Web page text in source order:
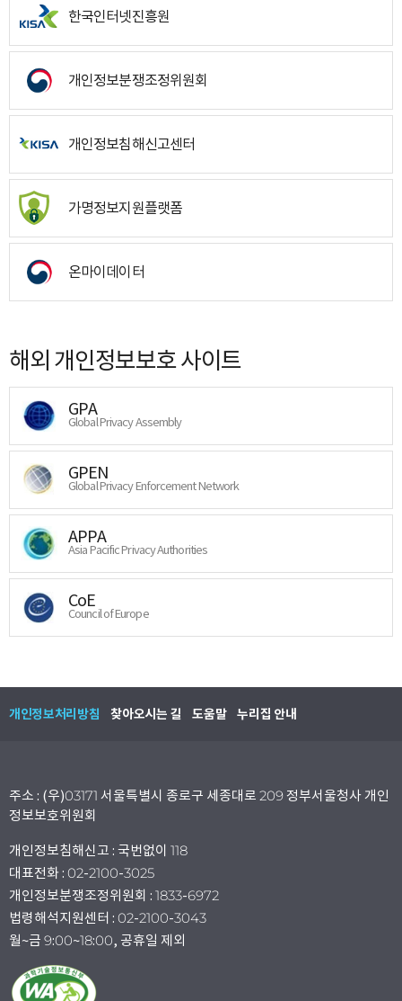
한국인터넷진흥원
개인정보분쟁조정위원회
개인정보침해신고센터
가명정보지원플랫폼
온마이데이터
해외 개인정보보호 사이트
GPA
Global Privacy Assembly
GPEN
Global Privacy Enforcement Network
APPA
Asia Pacific Privacy Authorities
CoE
Council of Europe
개인정보처리방침 찾아오시는 길 도움말 누리집 안내
주소 : (우)03171 서울특별시 종로구 세종대로 209 정부서울청사 개인
정보보호위원회
개인정보침해신고 : 국번없이 118
대표전화 : 02-2100-3025
개인정보분쟁조정위원회 : 1833-6972
법령해석지원센터 : 02-2100-3043
월~금 9:00~18:00, 공휴일 제외